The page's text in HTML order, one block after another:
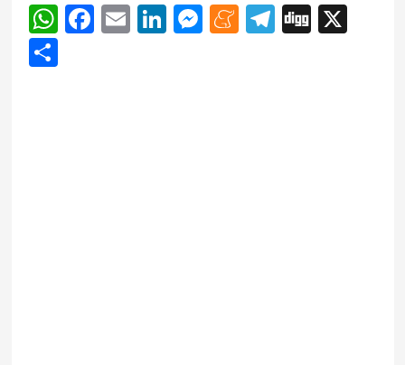
WhatsApp
Facebook
EmailLinkedIn
Messenger
Meneame
Telegram
Digg
X
Share